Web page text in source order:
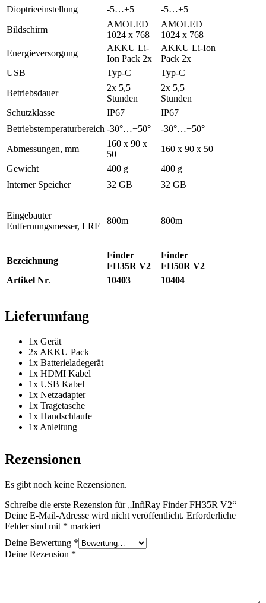
Dioptrieeinstellung
-5…+5
-5…+5
Bildschirm
AMOLED
1024 х 768
AMOLED
1024 х 768
Energieversorgung
AKKU Li-
Ion Pack 2x
AKKU Li-Ion
Pack 2x
USB
Typ-C
Typ-C
Betriebsdauer
2x 5,5
Stunden
2x 5,5
Stunden
Schutzklasse
IP67
IP67
Betriebstemperaturbereich -30°…+50°
-30°…+50°
Abmessungen, mm
160 х 90 х
50
160 х 90 х 50
Gewicht
400 g
400 g
Interner Speicher
32 GB 32 GB
Eingebauter
Entfernungsmesser, LRF
800m 800m
Bezeichnung
Finder
FH35R V2
Finder
FH50R V2
Artikel Nr. 10403 10404
Lieferumfang
1x Gerät
2x AKKU Pack
1x Batterieladegerät
1x HDMI Kabel
1x USB Kabel
1x Netzadapter
1x Tragetasche
1x Handschlaufe
1x Anleitung
Rezensionen
Es gibt noch keine Rezensionen.
Schreibe die erste Rezension für „InfiRay Finder FH35R V2“
Deine E-Mail-Adresse wird nicht veröffentlicht. Erforderliche
Felder sind mit * markiert
Deine Bewertung *
Deine Rezension *